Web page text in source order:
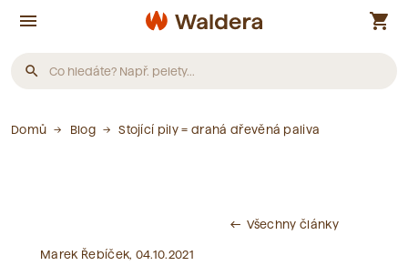
menu shopping_cart
search
Produkty
Domů Blog Stojící pily = drahá dřevěná paliva
west Všechny články
Marek Řebíček, 04.10.2021